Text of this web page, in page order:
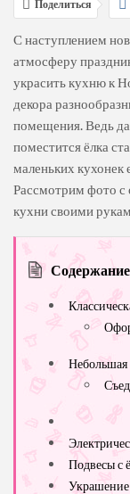
Поделиться
С наступлением
атмосферу
украсить кухню к
декора
помещения. Ведь
поместится ёлка
маленьких
Рассмотрим фото
кухни своими
Содержание
Небольшая
Подвесы с